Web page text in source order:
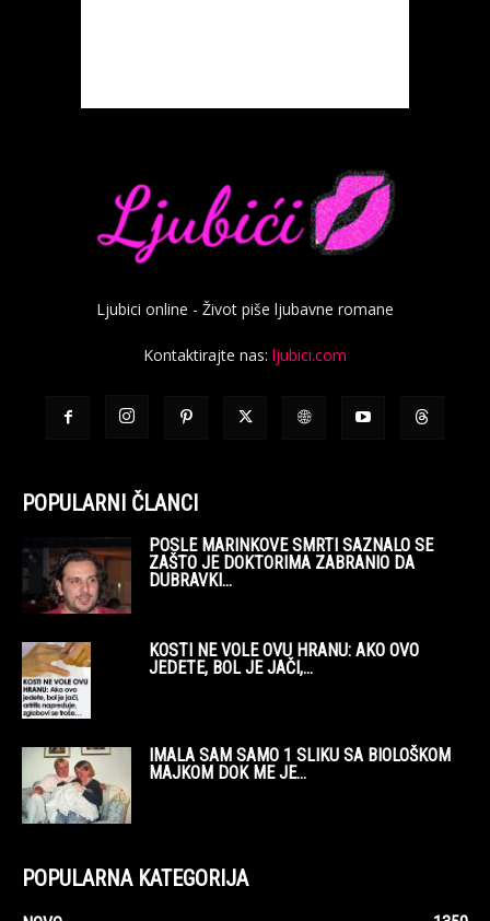
Ljubici online - Život piše ljubavne romane
Kontaktirajte nas: ljubici.com
POPULARNI ČLANCI
POSLE MARINKOVE SMRTI SAZNALO SE
ZAŠTO JE DOKTORIMA ZABRANIO DA
DUBRAVKI...
KOSTI NE VOLE OVU HRANU: AKO OVO
JEDETE, BOL JE JAČI,...
IMALA SAM SAMO 1 SLIKU SA BIOLOŠKOM
MAJKOM DOK ME JE...
POPULARNA KATEGORIJA